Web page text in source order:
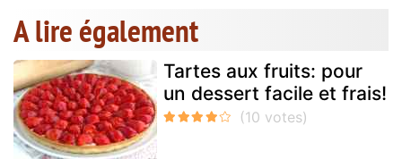
A lire également
Tartes aux fruits: pour
un dessert facile et frais!